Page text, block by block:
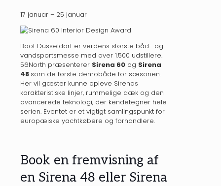
17 januar – 25 januar
Boot Düsseldorf er verdens største båd- og
vandsportsmesse med over 1.500 udstillere.
56North præsenterer Sirena 60 og Sirena
48 som de første demobåde for sæsonen.
Her vil gæster kunne opleve Sirenas
karakteristiske linjer, rummelige dæk og den
avancerede teknologi, der kendetegner hele
serien. Eventet er et vigtigt samlingspunkt for
europæiske yachtkøbere og forhandlere.
Book en fremvisning af
en Sirena 48 eller Sirena